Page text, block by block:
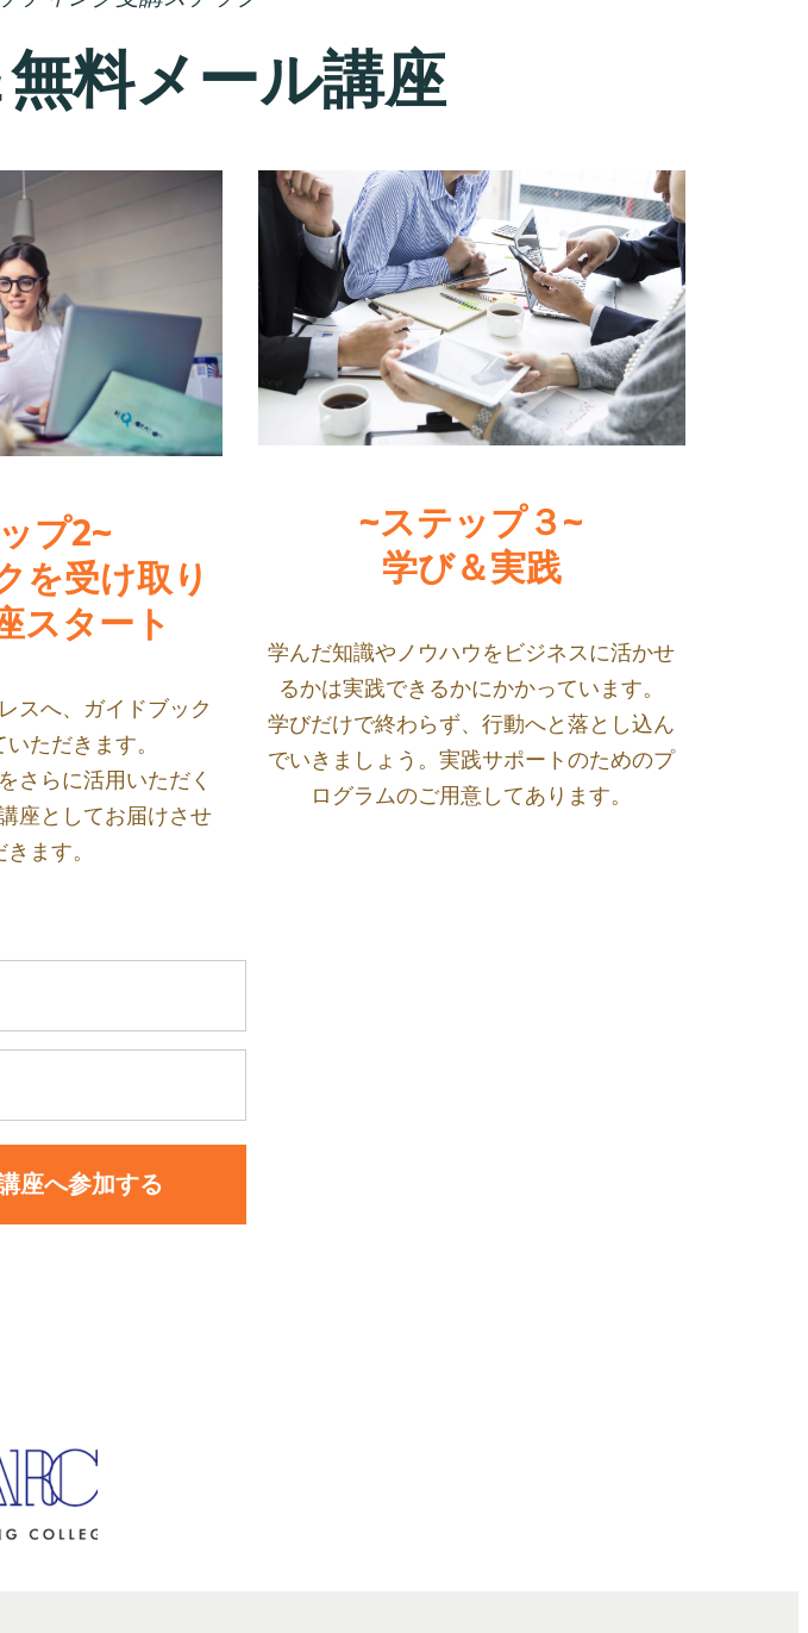
料メール講座
プ2~
を受け取り
スタート
スへ、ガイドブック
ただきます。
さらに活用いただく
座としてお届けさせ
ます。
~ステップ３~
学び＆実践
学んだ知識やノウハウをビジネスに活かせ
るかは実践できるかにかかっています。
学びだけで終わらず、行動へと落とし込ん
でいきましょう。実践サポートのためのプ
ログラムのご用意してあります。
座へ参加する